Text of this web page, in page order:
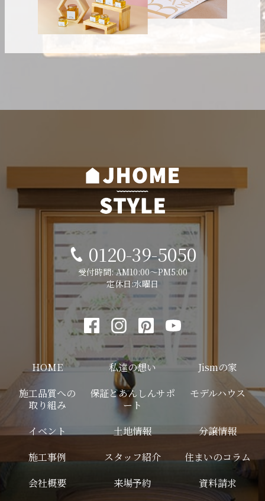
0120-39-5050
受付時間: AM10:00～PM5:00
定休日:水曜日
HOME 私達の想い
Jismの家
施工品質への
取り組み
保証とあんしんサポ
ート
モデルハウス
イベント 土地情報
分譲情報
施工事例
スタッフ紹介
住まいのコラム
会社概要
来場予約 資料請求